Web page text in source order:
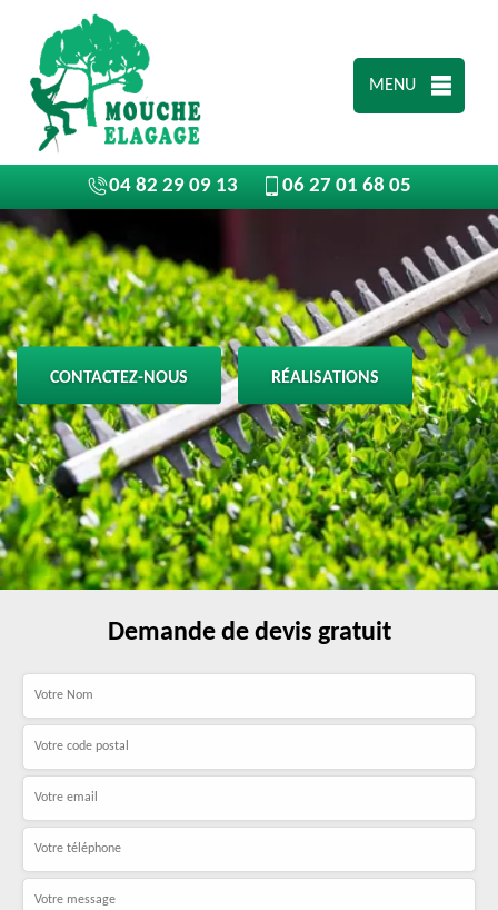
MENU
04 82 29 09 13 06 27 01 68 05
CONTACTEZ-NOUS RÉALISATIONS
Demande de devis gratuit